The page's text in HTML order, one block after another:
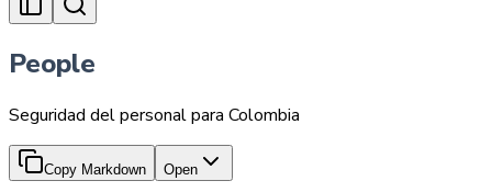
People
Seguridad del personal para Colombia
Copy Markdown Open